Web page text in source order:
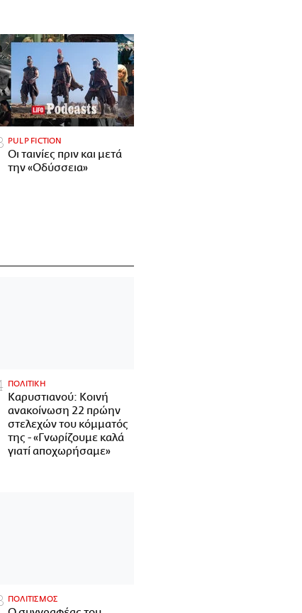
PULP FICTION
Οι ταινίες πριν και μετά
την «Οδύσσεια»
ΠΟΛΙΤΙΚΗ
Καρυστιανού: Κοινή
ανακοίνωση 22 πρώην
στελεχών του κόμματός
της - «Γνωρίζουμε καλά
γιατί αποχωρήσαμε»
ΠΟΛΙΤΙΣΜΟΣ